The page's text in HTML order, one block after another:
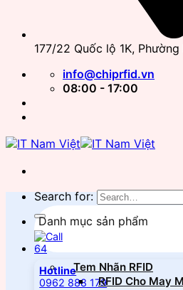
177/22 Quốc lộ 1K, Phường
info@chiprfid.vn
08:00 - 17:00
Search for:
Hotline
0962 888 179
Danh mục sản phẩm
Tem Nhãn RFID
RFID Cho May